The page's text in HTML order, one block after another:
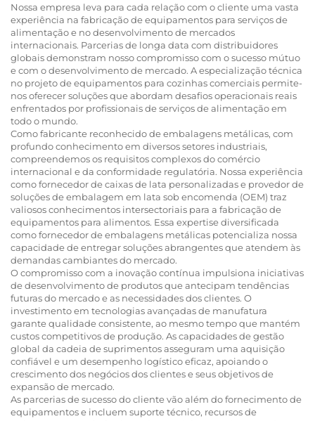
Nossa empresa leva para cada relação com o cliente uma vasta
experiência na fabricação de equipamentos para serviços de
alimentação e no desenvolvimento de mercados
internacionais. Parcerias de longa data com distribuidores
globais demonstram nosso compromisso com o sucesso mútuo
e com o desenvolvimento de mercado. A especialização técnica
no projeto de equipamentos para cozinhas comerciais permite-
nos oferecer soluções que abordam desafios operacionais reais
enfrentados por profissionais de serviços de alimentação em
todo o mundo.
Como fabricante reconhecido de embalagens metálicas, com
profundo conhecimento em diversos setores industriais,
compreendemos os requisitos complexos do comércio
internacional e da conformidade regulatória. Nossa experiência
como fornecedor de caixas de lata personalizadas e provedor de
soluções de embalagem em lata sob encomenda (OEM) traz
valiosos conhecimentos intersectoriais para a fabricação de
equipamentos para alimentos. Essa expertise diversificada
como fornecedor de embalagens metálicas potencializa nossa
capacidade de entregar soluções abrangentes que atendem às
demandas cambiantes do mercado.
O compromisso com a inovação contínua impulsiona iniciativas
de desenvolvimento de produtos que antecipam tendências
futuras do mercado e as necessidades dos clientes. O
investimento em tecnologias avançadas de manufatura
garante qualidade consistente, ao mesmo tempo que mantém
custos competitivos de produção. As capacidades de gestão
global da cadeia de suprimentos asseguram uma aquisição
confiável e um desempenho logístico eficaz, apoiando o
crescimento dos negócios dos clientes e seus objetivos de
expansão de mercado.
As parcerias de sucesso do cliente vão além do fornecimento de
equipamentos e incluem suporte técnico, recursos de